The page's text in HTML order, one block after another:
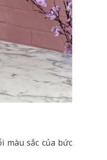
màu sắc của bức